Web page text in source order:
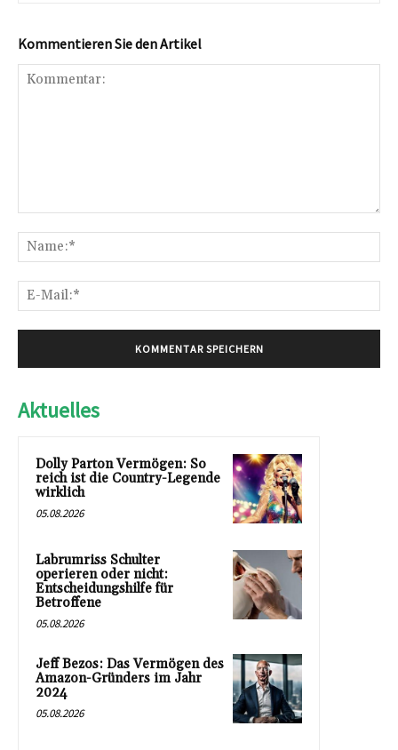
Kommentieren Sie den Artikel
Aktuelles
Dolly Parton Vermögen: So
reich ist die Country-Legende
wirklich
05.08.2026
Labrumriss Schulter
operieren oder nicht:
Entscheidungshilfe für
Betroffene
05.08.2026
Jeff Bezos: Das Vermögen des
Amazon-Gründers im Jahr
2024
05.08.2026